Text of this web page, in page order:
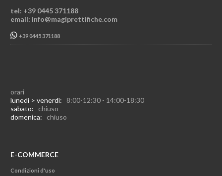
tel: +39 0445 371188
email: info@magiprettifiche.com
+39 0445 371188
orari
lunedì > venerdì: 8:00-12:30 - 14:00-18:30
sabato: chiuso
domenica: chiuso
E-COMMERCE
Condizioni d'uso